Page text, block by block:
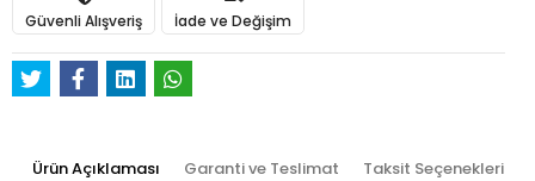
Güvenli Alışveriş İade ve Değişim
Ürün Açıklaması Garanti ve Teslimat Taksit Seçenekleri